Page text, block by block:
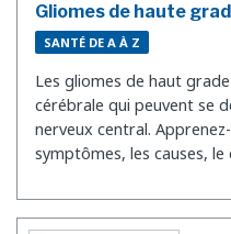
Gliomes de haute
SANTÉ DE A À Z
Les gliomes de haut
cérébrale qui peuvent se
nerveux central.
symptômes, les causes,